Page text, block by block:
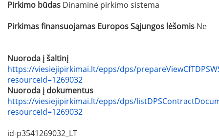
Pirkimo būdas Dinaminė pirkimo sistema
Pirkimas finansuojamas Europos Sąjungos lėšomis Ne
Nuoroda į šaltinį
https://viesiejipirkimai.lt/epps/dps/
resourceId=1269032
Nuoroda į dokumentus
https://viesiejipirkimai.lt/epps/dps/
resourceId=1269032
id-p3541269032_LT